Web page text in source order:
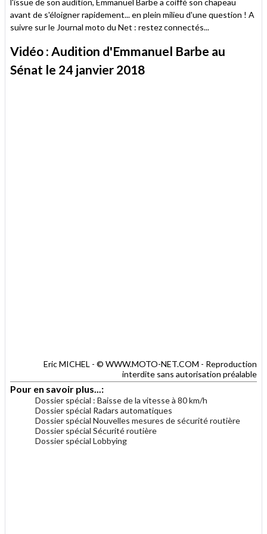
l'issue de son audition, Emmanuel Barbe a coiffé son chapeau
avant de s'éloigner rapidement... en plein milieu d'une question ! A
suivre sur le Journal moto du Net : restez connectés...
Vidéo : Audition d'Emmanuel Barbe au
Sénat le 24 janvier 2018
Eric MICHEL - © WWW.MOTO-NET.COM - Reproduction
interdite sans autorisation préalable
Pour en savoir plus...:
Dossier spécial : Baisse de la vitesse à 80 km/h
Dossier spécial Radars automatiques
Dossier spécial Nouvelles mesures de sécurité routière
Dossier spécial Sécurité routière
Dossier spécial Lobbying